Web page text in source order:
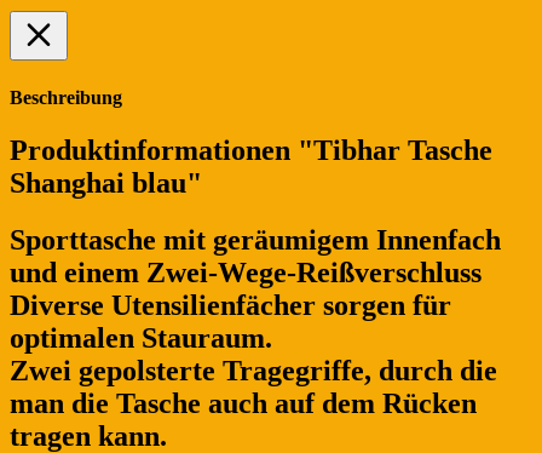
Beschreibung
Produktinformationen "Tibhar Tasche
Shanghai blau"
Sporttasche mit geräumigem Innenfach
und einem Zwei-Wege-Reißverschluss
Diverse Utensilienfächer sorgen für
optimalen Stauraum.
Zwei gepolsterte Tragegriffe, durch die
man die Tasche auch auf dem Rücken
tragen kann.